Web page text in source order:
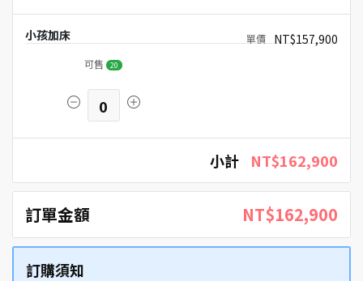
小孩加床 NT$157,900
可售 20
0
小計 NT$162,900
訂單金額 NT$162,900
訂購須知